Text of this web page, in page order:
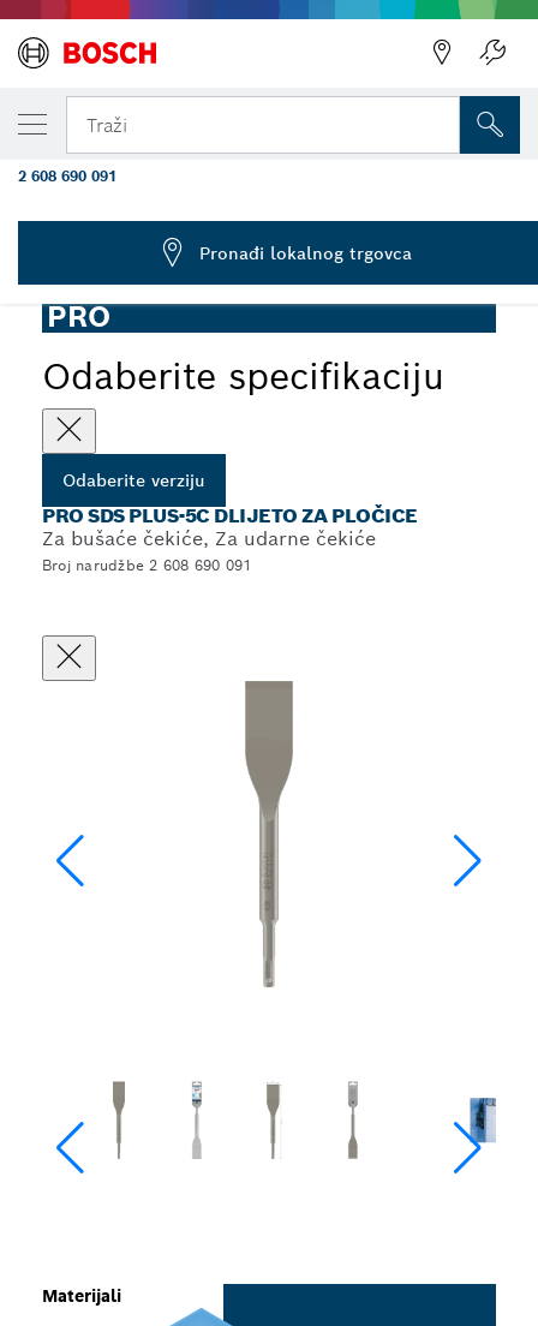
Traži
PRO
Odaberite specifikaciju
Odaberite verziju
PRO SDS PLUS-5C DLIJETO ZA PLOČICE
Za bušaće čekiće, Za udarne čekiće
Broj narudžbe 2 608 690 091
Materijali
VAŠA ODABRANA VERZIJA
Dlijeto za pločice PRO SDS plus-5C, 40 x
260 mm
2 608 690 091
Pronađi lokalnog trgovca